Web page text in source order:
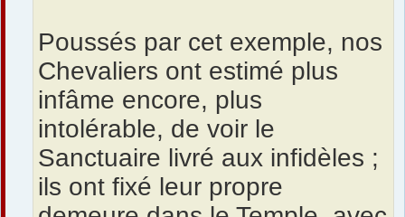
Poussés par cet exemple, nos
Chevaliers ont estimé plus
infâme encore, plus
intolérable, de voir le
Sanctuaire livré aux infidèles ;
ils ont fixé leur propre